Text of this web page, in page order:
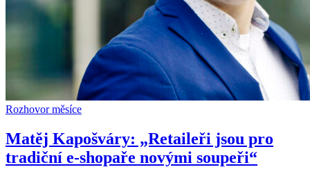
Rozhovor měsíce
Matěj Kapošváry: „Retaileři jsou pro
tradiční e-shopaře novými soupeři“